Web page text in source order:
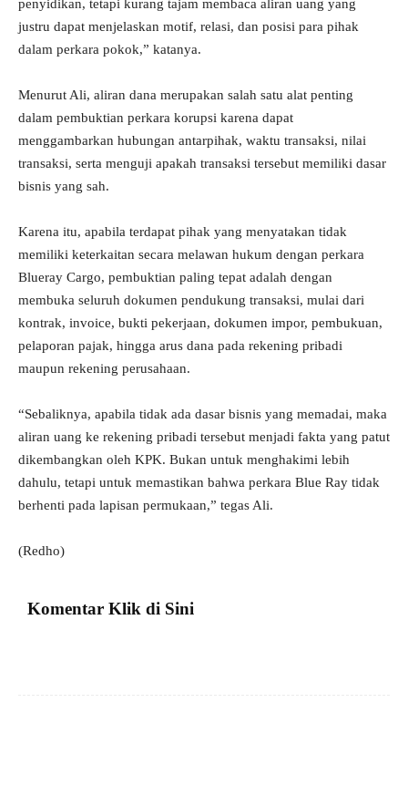
penyidikan, tetapi kurang tajam membaca aliran uang yang
justru dapat menjelaskan motif, relasi, dan posisi para pihak
dalam perkara pokok,” katanya.
Menurut Ali, aliran dana merupakan salah satu alat penting
dalam pembuktian perkara korupsi karena dapat
menggambarkan hubungan antarpihak, waktu transaksi, nilai
transaksi, serta menguji apakah transaksi tersebut memiliki dasar
bisnis yang sah.
Karena itu, apabila terdapat pihak yang menyatakan tidak
memiliki keterkaitan secara melawan hukum dengan perkara
Blueray Cargo, pembuktian paling tepat adalah dengan
membuka seluruh dokumen pendukung transaksi, mulai dari
kontrak, invoice, bukti pekerjaan, dokumen impor, pembukuan,
pelaporan pajak, hingga arus dana pada rekening pribadi
maupun rekening perusahaan.
“Sebaliknya, apabila tidak ada dasar bisnis yang memadai, maka
aliran uang ke rekening pribadi tersebut menjadi fakta yang patut
dikembangkan oleh KPK. Bukan untuk menghakimi lebih
dahulu, tetapi untuk memastikan bahwa perkara Blue Ray tidak
berhenti pada lapisan permukaan,” tegas Ali.
(Redho)
Komentar Klik di Sini